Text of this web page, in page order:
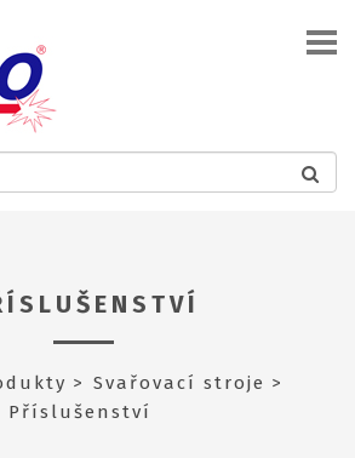
Svařovací stroje
Příslušenství